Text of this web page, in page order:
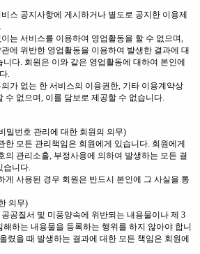
스 공지사항에 게시하거나 별도로 공지한 이용제
는 서비스를 이용하여 영업활동을 할 수 없으며,
에 위반한 영업활동을 이용하여 발생한 결과에 대
다. 회원은 이와 같은 영업활동에 대하여 본인에
.
가 없는 한 서비스의 이용권한, 기타 이용계약상
수 없으며, 이를 담보로 제공할 수 없습니다.
밀번호 관리에 대한 회원의 의무)
모든 관리책임은 회원에게 있습니다. 회원에게
의 관리소홀, 부정사용에 의하여 발생하는 모든 결
습니다.
사용된 경우 회원은 반드시 본인에 그 사실을 통
의무)
공질서 및 미풍양속에 위반되는 내용물이나 제 3
하는 내용물을 등록하는 행위를 하지 않아야 합니
렸을 때 발생하는 결과에 대한 모든 책임은 회원에